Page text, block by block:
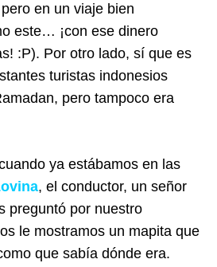
en un viaje bien
este… ¡con ese dinero
:P). Por otro lado, sí que es
turistas indonesios
pero tampoco era
ya estábamos en las
, el conductor, un señor
preguntó por nuestro
le mostramos un mapita que
que sabía dónde era.